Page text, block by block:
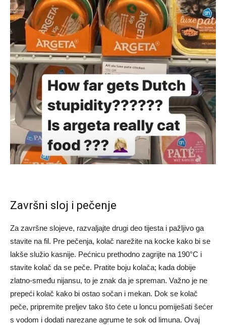
Završni sloj i pečenje
Za završne slojeve, razvaljajte drugi deo tijesta i pažljivo ga
stavite na fil. Pre pečenja, kolač narežite na kocke kako bi se
lakše služio kasnije. Pećnicu prethodno zagrijte na 190°C i
stavite kolač da se peče. Pratite boju kolača; kada dobije
zlatno-smeđu nijansu, to je znak da je spreman. Važno je ne
prepeći kolač kako bi ostao sočan i mekan. Dok se kolač
peče, pripremite preljev tako što ćete u loncu pomiješati šećer
s vodom i dodati narezane agrume te sok od limuna. Ovaj